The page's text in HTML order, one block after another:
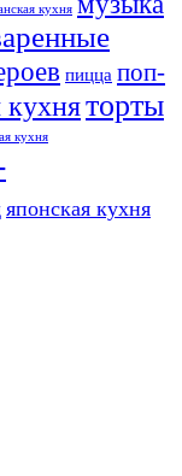
кухня
пицца поп-
кухняторты
кухня
японская кухня